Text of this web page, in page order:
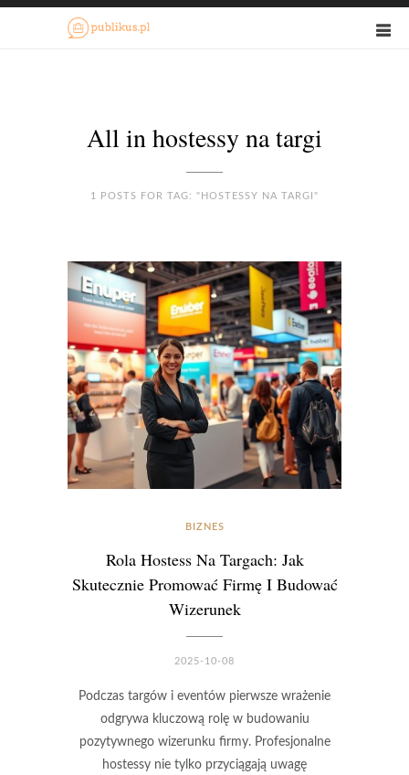
All in hostessy na targi
1 POSTS FOR TAG: "HOSTESSY NA TARGI"
BIZNES
Rola Hostess Na Targach: Jak
Skutecznie Promować Firmę I Budować
Wizerunek
2025-10-08
Podczas targów i eventów pierwsze wrażenie
odgrywa kluczową rolę w budowaniu
pozytywnego wizerunku firmy. Profesjonalne
hostessy nie tylko przyciągają uwagę